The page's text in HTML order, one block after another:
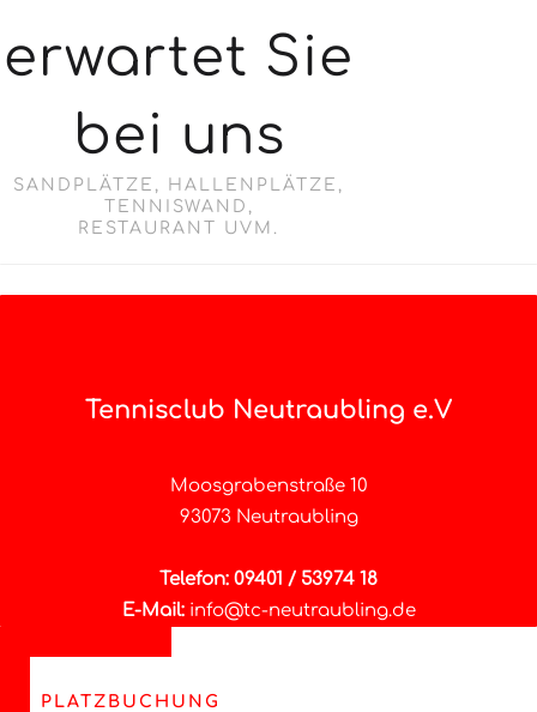
erwartet Sie
bei uns
SANDPLÄTZE, HALLENPLÄTZE,
TENNISWAND,
RESTAURANT UVM.
Tennisclub Neutraubling e.V
Moosgrabenstraße 10
93073 Neutraubling
Telefon: 09401 / 53974 18
E-Mail: info@tc-neutraubling.de
PLATZBUCHUNG